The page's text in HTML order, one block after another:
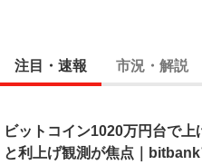
注目・速報 市況・解説
ビットコイン1020万円台で上
と利上げ観測が焦点｜bitbank